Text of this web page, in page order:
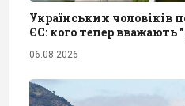
Українських чоловіків
ЄС: кого тепер
06.08.2026